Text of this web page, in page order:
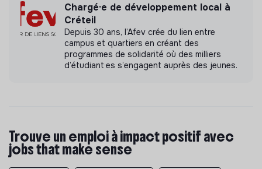
Chargé·e de développement local à
Créteil
Depuis 30 ans, l’Afev crée du lien entre
campus et quartiers en créant des
programmes de solidarité où des milliers
d’étudiant·es s’engagent auprès des jeunes.
Trouve un emploi à impact positif avec
jobs that make sense